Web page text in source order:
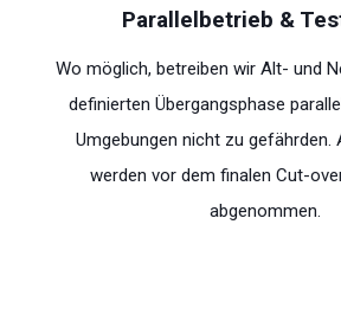
Parallelbetrieb &
Wo möglich, betreiben wir Alt- und
definierten Übergangsphase
Umgebungen nicht zu gefährden.
werden vor dem finalen Cut-
abgenommen.